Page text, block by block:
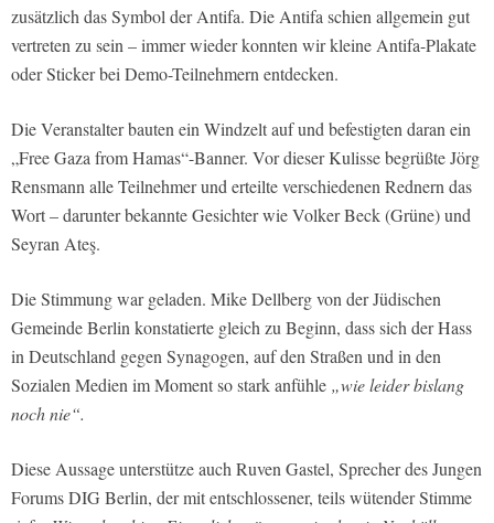
zusätzlich das Symbol der Antifa. Die Antifa schien allgemein gut
vertreten zu sein – immer wieder konnten wir kleine Antifa-Plakate
oder Sticker bei Demo-Teilnehmern entdecken.
Die Veranstalter bauten ein Windzelt auf und befestigten daran ein
„Free Gaza from Hamas“-Banner. Vor dieser Kulisse begrüßte Jörg
Rensmann alle Teilnehmer und erteilte verschiedenen Rednern das
Wort – darunter bekannte Gesichter wie Volker Beck (Grüne) und
Seyran Ateş.
Die Stimmung war geladen. Mike Dellberg von der Jüdischen
Gemeinde Berlin konstatierte gleich zu Beginn, dass sich der Hass
in Deutschland gegen Synagogen, auf den Straßen und in den
Sozialen Medien im Moment so stark anfühle „wie leider bislang
noch nie“.
Diese Aussage unterstütze auch Ruven Gastel, Sprecher des Jungen
Forums DIG Berlin, der mit entschlossener, teils wütender Stimme